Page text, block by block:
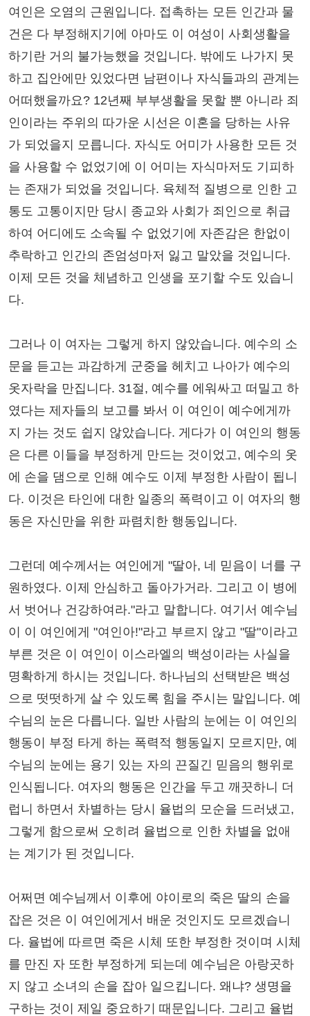
여인은 오염의 근원입니다. 접촉하는 모든 인간과 물
건은 다 부정해지기에 아마도 이 여성이 사회생활을
하기란 거의 불가능했을 것입니다. 밖에도 나가지 못
하고 집안에만 있었다면 남편이나 자식들과의 관계는
어떠했을까요? 12년째 부부생활을 못할 뿐 아니라 죄
인이라는 주위의 따가운 시선은 이혼을 당하는 사유
가 되었을지 모릅니다. 자식도 어미가 사용한 모든 것
을 사용할 수 없었기에 이 어미는 자식마저도 기피하
는 존재가 되었을 것입니다. 육체적 질병으로 인한 고
통도 고통이지만 당시 종교와 사회가 죄인으로 취급
하여 어디에도 소속될 수 없었기에 자존감은 한없이
추락하고 인간의 존엄성마저 잃고 말았을 것입니다.
이제 모든 것을 체념하고 인생을 포기할 수도 있습니
다.
그러나 이 여자는 그렇게 하지 않았습니다. 예수의 소
문을 듣고는 과감하게 군중을 헤치고 나아가 예수의
옷자락을 만집니다. 31절, 예수를 에워싸고 떠밀고 하
였다는 제자들의 보고를 봐서 이 여인이 예수에게까
지 가는 것도 쉽지 않았습니다. 게다가 이 여인의 행동
은 다른 이들을 부정하게 만드는 것이었고, 예수의 옷
에 손을 댐으로 인해 예수도 이제 부정한 사람이 됩니
다. 이것은 타인에 대한 일종의 폭력이고 이 여자의 행
동은 자신만을 위한 파렴치한 행동입니다.
그런데 예수께서는 여인에게 "딸아, 네 믿음이 너를 구
원하였다. 이제 안심하고 돌아가거라. 그리고 이 병에
서 벗어나 건강하여라."라고 말합니다. 여기서 예수님
이 이 여인에게 "여인아!"라고 부르지 않고 "딸"이라고
부른 것은 이 여인이 이스라엘의 백성이라는 사실을
명확하게 하시는 것입니다. 하나님의 선택받은 백성
으로 떳떳하게 살 수 있도록 힘을 주시는 말입니다. 예
수님의 눈은 다릅니다. 일반 사람의 눈에는 이 여인의
행동이 부정 타게 하는 폭력적 행동일지 모르지만, 예
수님의 눈에는 용기 있는 자의 끈질긴 믿음의 행위로
인식됩니다. 여자의 행동은 인간을 두고 깨끗하니 더
럽니 하면서 차별하는 당시 율법의 모순을 드러냈고,
그렇게 함으로써 오히려 율법으로 인한 차별을 없애
는 계기가 된 것입니다.
어쩌면 예수님께서 이후에 야이로의 죽은 딸의 손을
잡은 것은 이 여인에게서 배운 것인지도 모르겠습니
다. 율법에 따르면 죽은 시체 또한 부정한 것이며 시체
를 만진 자 또한 부정하게 되는데 예수님은 아랑곳하
지 않고 소녀의 손을 잡아 일으킵니다. 왜냐? 생명을
구하는 것이 제일 중요하기 때문입니다. 그리고 율법